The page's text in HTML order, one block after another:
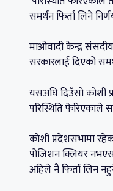
समर्थन फिर्ता लिने
माओवादी केन्द्र
सरकारलाई दिएको
यसअघि दिउँसो कोशी
परिस्थिति फेरिएकाले
कोशी प्रदेशसभामा
पोजिशन क्लियर
अहिले नै फिर्ता लिन